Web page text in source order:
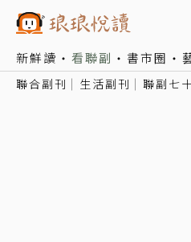
新鮮讀 看聯副 書市圈
聯合副刊 生活副刊 聯副七